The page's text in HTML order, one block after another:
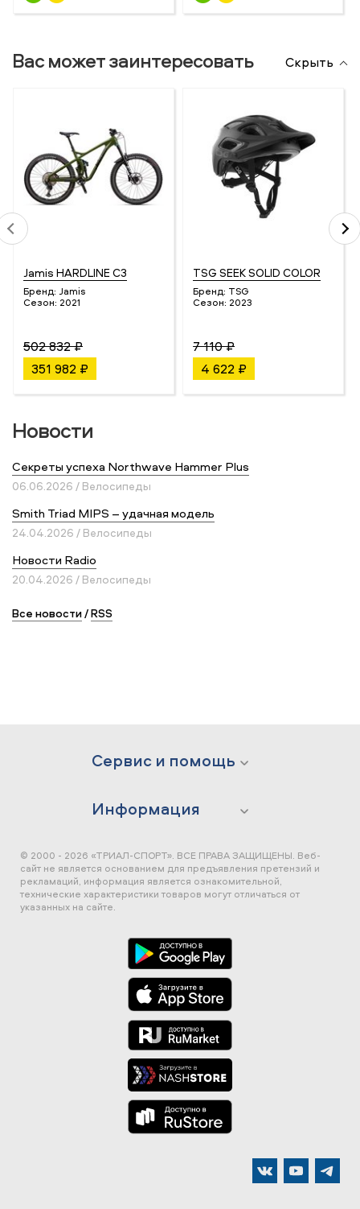
Вас может заинтересовать Скрыть
Jamis HARDLINE C3
Бренд: Jamis
Сезон: 2021
502 832 ₽
351 982 ₽
TSG SEEK SOLID COLOR
Бренд: TSG
Сезон: 2023
7 110 ₽
4 622 ₽
Новости
Секреты успеха Northwave Hammer Plus
06.06.2026 / Велосипеды
Smith Triad MIPS – удачная модель
24.04.2026 / Велосипеды
Новости Radio
20.04.2026 / Велосипеды
Все новости/RSS
Сервис и помощь
Информация
© 2000 - 2026 «ТРИАЛ-СПОРТ». ВСЕ ПРАВА ЗАЩИЩЕНЫ. Веб-
сайт не является основанием для предъявления претензий и
рекламаций, информация является ознакомительной,
технические характеристики товаров могут отличаться от
указанных на сайте.